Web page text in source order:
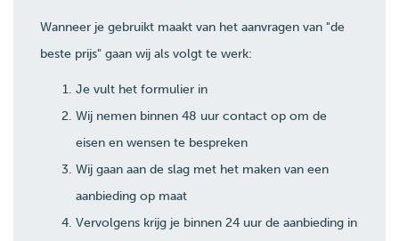
Wanneer je gebruikt maakt van het aanvragen van "de
beste prijs" gaan wij als volgt te werk:
Je vult het formulier in
Wij nemen binnen 48 uur contact op om de
eisen en wensen te bespreken
Wij gaan aan de slag met het maken van een
aanbieding op maat
Vervolgens krijg je binnen 24 uur de aanbieding in